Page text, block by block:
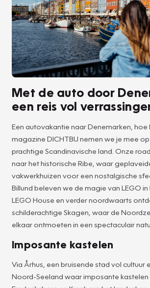
Met de auto door
een reis vol
Een autovakantie naar Denemarken, hoe
magazine DICHTBIJ nemen we je mee
prachtige Scandinavische land. Onze
naar het historische Ribe, waar
vakwerkhuizen voor een nostalgische
Billund beleven we de magie van LEGO
LEGO House en verder noordwaarts
schilderachtige Skagen, waar de
elkaar ontmoeten in een spectaculair
Imposante kastelen
Via Århus, een bruisende stad vol cultuur
Noord-Seeland waar imposante kastelen